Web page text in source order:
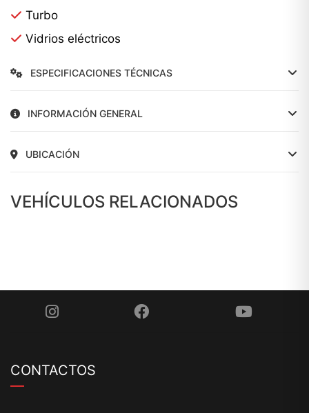
Turbo
Vidrios eléctricos
ESPECIFICACIONES TÉCNICAS
INFORMACIÓN GENERAL
UBICACIÓN
VEHÍCULOS RELACIONADOS
CONTACTOS